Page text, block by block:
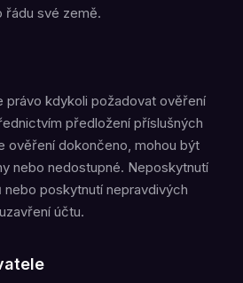
řádu své země.
právo kdykoli požadovat ověření
předložení příslušných
ověření dokončeno, mohou být
nebo nedostupné. Neposkytnutí
poskytnutí nepravdivých
účtu.